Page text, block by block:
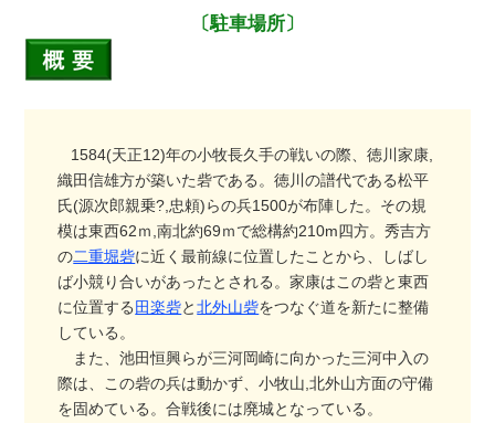
〔駐車場所〕
1584(天正12)年の小牧長久手の戦いの際、徳川家康,
織田信雄方が築いた砦である。徳川の譜代である松平
氏(源次郎親乗?,忠頼)らの兵1500が布陣した。その規
模は東西62ｍ,南北約69ｍで総構約210m四方。秀吉方
の二重堀砦に近く最前線に位置したことから、しばし
ば小競り合いがあったとされる。家康はこの砦と東西
に位置する 田楽砦と北外山砦をつなぐ道を新たに整備
している。
また、池田恒興らが三河岡崎に向かった三河中入の
際は、この砦の兵は動かず、小牧山,北外山方面の守備
を固めている。合戦後には廃城となっている。